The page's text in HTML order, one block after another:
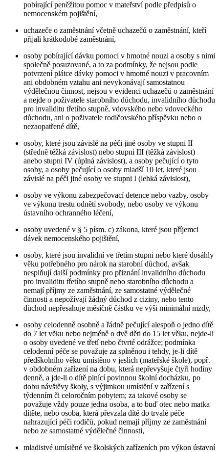
pobírající peněžitou pomoc v mateřství podle předpisů o
nemocenském pojištění,
uchazeče o zaměstnání včetně uchazečů o zaměstnání, kteří
přijali krátkodobé zaměstnání,
osoby pobírající dávku pomoci v hmotné nouzi a osoby s nimi
společně posuzované, a to za podmínky, že nejsou podle
potvrzení plátce dávky pomoci v hmotné nouzi v pracovním
ani obdobném vztahu ani nevykonávají samostatnou
výdělečnou činnost, nejsou v evidenci uchazečů o zaměstnání
a nejde o poživatele starobního důchodu, invalidního důchodu
pro invaliditu třetího stupně, vdovského nebo vdoveckého
důchodu, ani o poživatele rodičovského příspěvku nebo o
nezaopatřené dítě,
osoby, které jsou závislé na péči jiné osoby ve stupni II
(středně těžká závislost) nebo stupni III (těžká závislost)
anebo stupni IV (úplná závislost), a osoby pečující o tyto
osoby, a osoby pečující o osoby mladší 10 let, které jsou
závislé na péči jiné osoby ve stupni I (lehká závislost),
osoby ve výkonu zabezpečovací detence nebo vazby, osoby
ve výkonu trestu odnětí svobody, nebo osoby ve výkonu
ústavního ochranného léčení,
osoby uvedené v § 5 písm. c) zákona, které jsou příjemci
dávek nemocenského pojištění,
osoby, které jsou invalidní ve třetím stupni nebo které dosáhly
věku potřebného pro nárok na starobní důchod, avšak
nesplňují další podmínky pro přiznání invalidního důchodu
pro invaliditu třetího stupně nebo starobního důchodu a
nemají příjmy ze zaměstnání, ze samostatné výdělečné
činnosti a nepožívají žádný důchod z ciziny, nebo tento
důchod nepřesahuje měsíčně částku ve výši minimální mzdy,
osoby celodenně osobně a řádně pečující alespoň o jedno dítě
do 7 let věku nebo nejméně o dvě děti do 15 let věku, nejde-li
o osoby uvedené ve třetí nebo čtvrté odrážce; podmínka
celodenní péče se považuje za splněnou i tehdy, je-li dítě
předškolního věku umístěno v jeslích (mateřské škole), popř.
v obdobném zařízení na dobu, která nepřevyšuje čtyři hodiny
denně, a jde-li o dítě plnící povinnou školní docházku, po
dobu návštěvy školy, s výjimkou umístění v zařízení s
týdenním či celoročním pobytem; za takové osoby se
považuje vždy pouze jedna osoba, a to buď otec nebo matka
dítěte, nebo osoba, která převzala dítě do trvalé péče
nahrazující péči rodičů, pokud nemají příjmy ze zaměstnání
nebo ze samostatné výdělečné činnosti,
mladistvé umístěné ve školských zařízeních pro výkon ústavní